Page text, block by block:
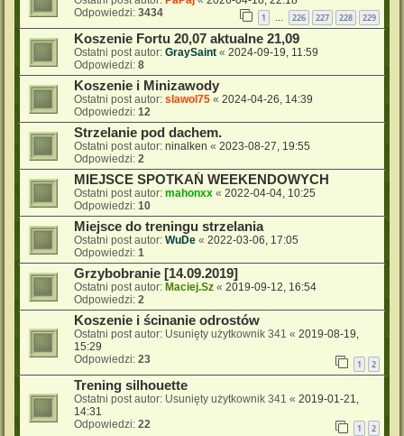
Odpowiedzi: 3434 1 226 227 228 229
Koszenie Fortu 20,07 aktualne 21,09
Ostatni post autor: GraySaint « 2024-09-19, 11:59
Odpowiedzi: 8
Koszenie i Minizawody
Ostatni post autor: slawol75 « 2024-04-26, 14:39
Odpowiedzi: 12
Strzelanie pod dachem.
Ostatni post autor: ninalken « 2023-08-27, 19:55
Odpowiedzi: 2
MIEJSCE SPOTKAŃ WEEKENDOWYCH
Ostatni post autor: mahonxx « 2022-04-04, 10:25
Odpowiedzi: 10
Miejsce do treningu strzelania
Ostatni post autor: WuDe « 2022-03-06, 17:05
Odpowiedzi: 1
Grzybobranie [14.09.2019]
Ostatni post autor: Maciej.Sz « 2019-09-12, 16:54
Odpowiedzi: 2
Koszenie i ścinanie odrostów
Ostatni post autor: Usunięty użytkownik 341 « 2019-08-19,
15:29
Odpowiedzi: 23 1 2
Trening silhouette
Ostatni post autor: Usunięty użytkownik 341 « 2019-01-21,
14:31
Odpowiedzi: 22 1 2